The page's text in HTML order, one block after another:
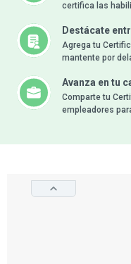
certifica las
Destácate
Agrega tu
mantente por
Avanza en tu
Comparte tu
empleadores